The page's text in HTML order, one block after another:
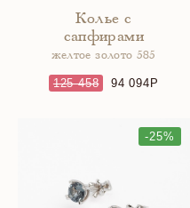
Колье с
сапфирами
желтое золото 585
125 458 94 094
-25%